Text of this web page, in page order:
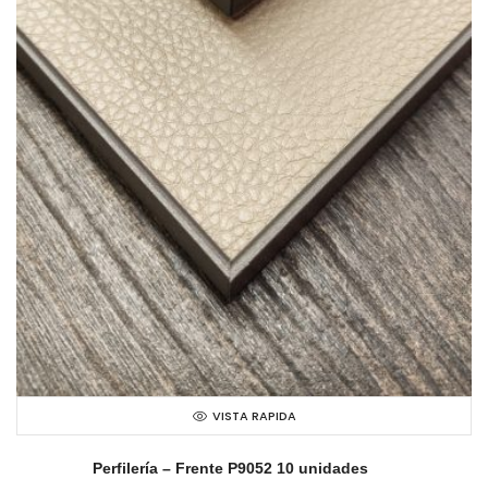
VISTA RAPIDA
Perfilería – Frente P9052 10 unidades